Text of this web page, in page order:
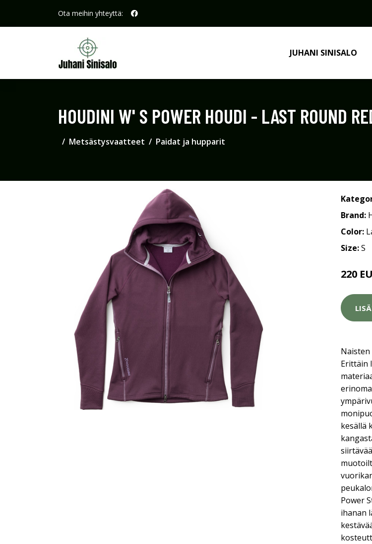
Ota meihin yhteyttä:
JUHANI SINISALO
HOUDINI W' S POWER HOUDI - LAST ROUND
Metsästysvaatteet Paidat ja hupparit
Brand:
Color:
Size:S
220
Erittäin
kesällä
Power
ihanan